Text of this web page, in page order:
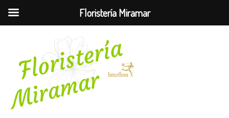
contenido
Floristería Miramar